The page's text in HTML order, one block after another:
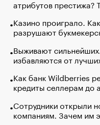
атрибутов престижа?
Казино проиграло.
разрушают
Выживают
избавляются от
Как банк Wildberries
кредиты селлерам до
Сотрудники открыли
компаниям. Зачем им